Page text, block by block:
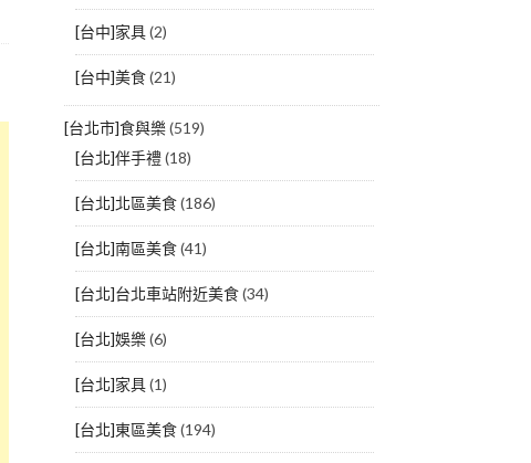
[台中]家具(2)
[台中]美食(21)
[台北市]食與樂(519)
[台北]伴手禮(18)
[台北]北區美食(186)
[台北]南區美食(41)
[台北]台北車站附近美食(34)
[台北]娛樂(6)
[台北]家具(1)
[台北]東區美食(194)